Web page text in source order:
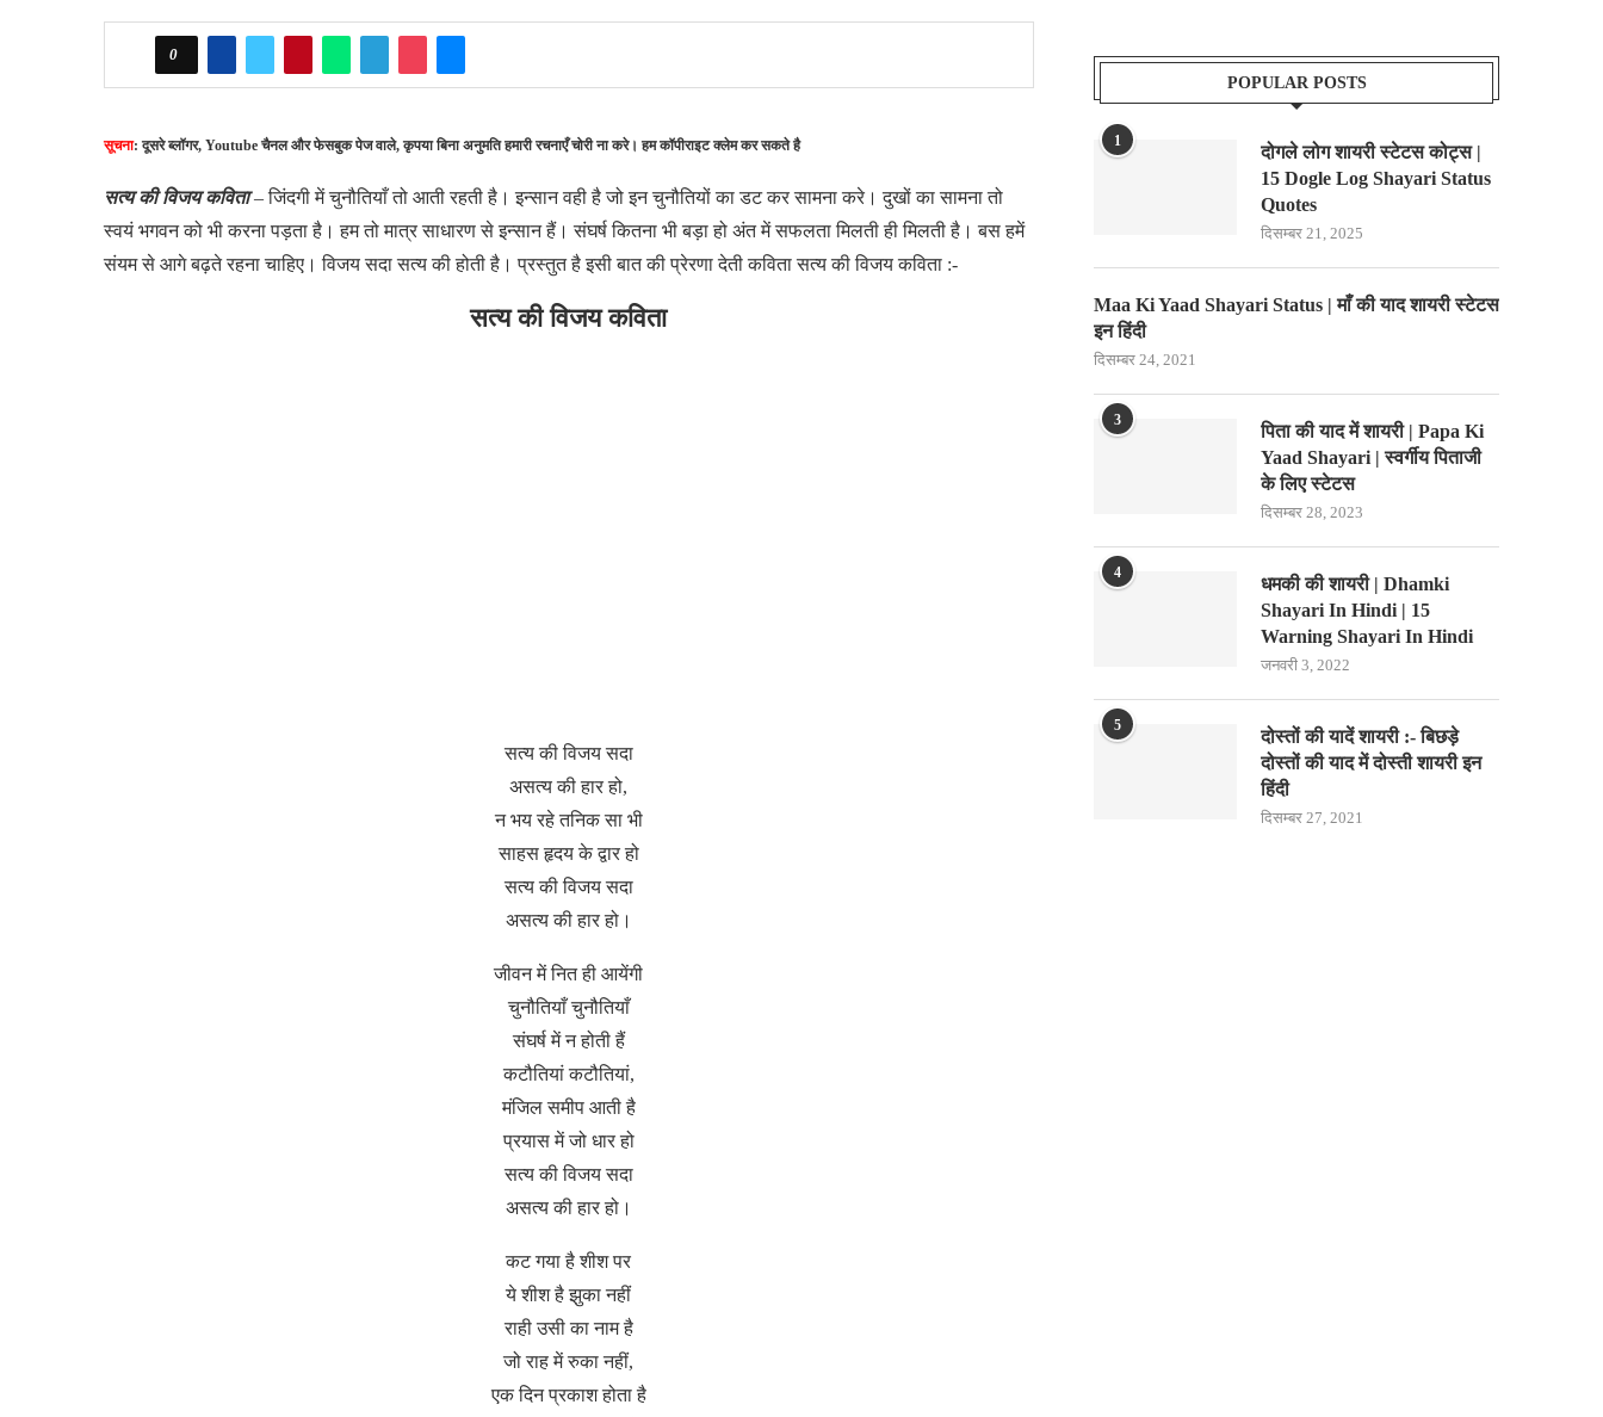
0
सूचना: दूसरे ब्लॉगर, Youtube चैनल और फेसबुक पेज वाले, कृपया बिना अनुमति हमारी रचनाएँ चोरी ना करे। हम कॉपीराइट क्लेम कर सकते है
सत्य की विजय कविता– जिंदगी में चुनौतियाँ तो आती रहती है। इन्सान वही है जो इन चुनौतियों का डट कर सामना करे। दुखों का सामना तो
स्वयं भगवन को भी करना पड़ता है। हम तो मात्र साधारण से इन्सान हैं। संघर्ष कितना भी बड़ा हो अंत में सफलता मिलती ही मिलती है। बस हमें
संयम से आगे बढ़ते रहना चाहिए। विजय सदा सत्य की होती है। प्रस्तुत है इसी बात की प्रेरणा देती कविता सत्य की विजय कविता :-
सत्य की विजय कविता
सत्य की विजय सदा
असत्य की हार हो,
न भय रहे तनिक सा भी
साहस हृदय के द्वार हो
सत्य की विजय सदा
असत्य की हार हो।
जीवन में नित ही आयेंगी
चुनौतियाँ चुनौतियाँ
संघर्ष में न होती हैं
कटौतियां कटौतियां,
मंजिल समीप आती है
प्रयास में जो धार हो
सत्य की विजय सदा
असत्य की हार हो।
कट गया है शीश पर
ये शीश है झुका नहीं
राही उसी का नाम है
जो राह में रुका नहीं,
एक दिन प्रकाश होता है
POPULAR POSTS
1
दोगले लोग शायरी स्टेटस कोट्स |
15 Dogle Log Shayari Status
Quotes
दिसम्बर 21, 2025
Maa Ki Yaad Shayari Status | माँ की याद शायरी स्टेटस
इन हिंदी
दिसम्बर 24, 2021
3
पिता की याद में शायरी | Papa Ki
Yaad Shayari | स्वर्गीय पिताजी
के लिए स्टेटस
दिसम्बर 28, 2023
4
धमकी की शायरी | Dhamki
Shayari In Hindi | 15
Warning Shayari In Hindi
जनवरी 3, 2022
5
दोस्तों की यादें शायरी :- बिछड़े
दोस्तों की याद में दोस्ती शायरी इन
हिंदी
दिसम्बर 27, 2021